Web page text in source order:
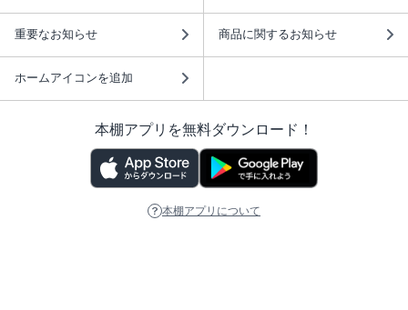
重要なお知らせ 商品に関するお知らせ
ホームアイコンを追加
本棚アプリを無料ダウンロード！
本棚アプリについて